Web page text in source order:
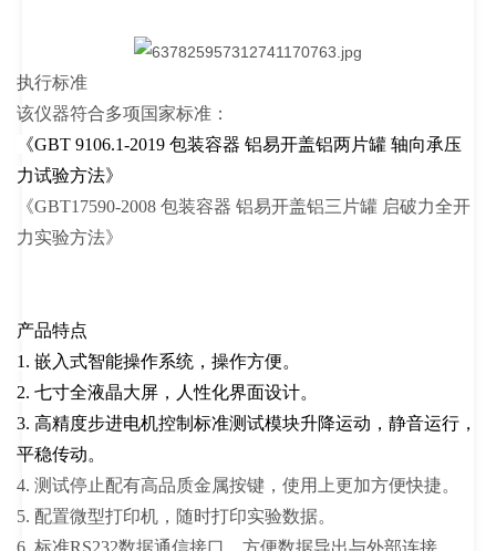
执行标准
该仪器符合多项国家标准：
《GBT 9106.1-2019 包装容器 铝易开盖铝两片罐 轴向承压
力试验方法》
《GBT17590-2008 包装容器 铝易开盖铝三片罐 启破力全开
力实验方法》
产品特点
1. 嵌入式智能操作系统，操作方便。
2. 七寸全液晶大屏，人性化界面设计。
3. 高精度步进电机控制标准测试模块升降运动，静音运行，
平稳传动。
4. 测试停止配有高品质金属按键，使用上更加方便快捷。
5. 配置微型打印机，随时打印实验数据。